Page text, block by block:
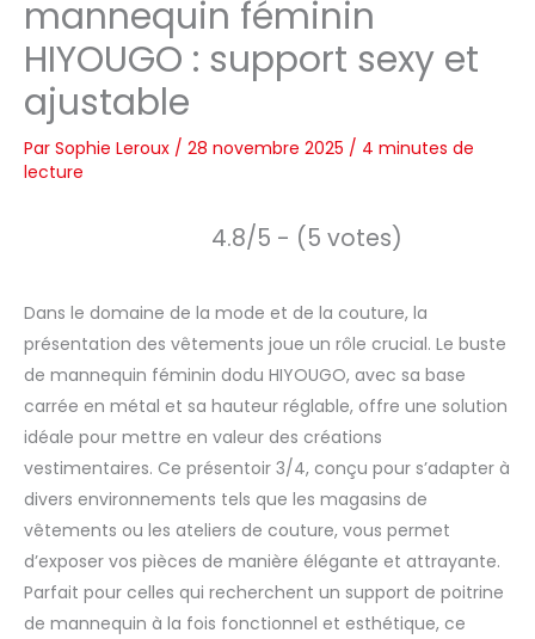
mannequin féminin
HIYOUGO : support sexy et
ajustable
Par Sophie Leroux / 28 novembre 2025 / 4 minutes de
lecture
4.8/5 - (5 votes)
Dans le domaine de la mode et de la couture, la
présentation des vêtements joue un rôle crucial. Le buste
de mannequin féminin dodu HIYOUGO, avec sa base
carrée en métal et sa hauteur réglable, offre une solution
idéale pour mettre en valeur des créations
vestimentaires. Ce présentoir 3/4, conçu pour s’adapter à
divers environnements tels que les magasins de
vêtements ou les ateliers de couture, vous permet
d’exposer vos pièces de manière élégante et attrayante.
Parfait pour celles qui recherchent un support de poitrine
de mannequin à la fois fonctionnel et esthétique, ce